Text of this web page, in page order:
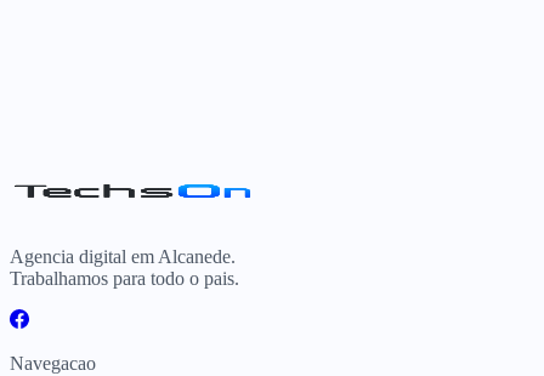
Agencia digital em Alcanede.
Trabalhamos para todo o pais.
Navegacao